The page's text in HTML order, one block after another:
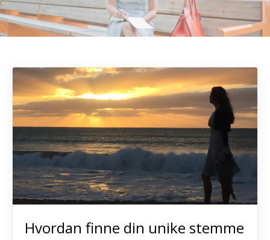
Hvordan finne din unike stemme